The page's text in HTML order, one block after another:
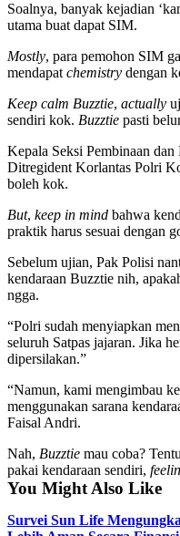
Soalnya, banyak kejadian
utama buat dapat SIM.
Mostly, para pemohon SIM
mendapat chemistry dengan
Keep calm Buzztie, actually
sendiri kok. Buzztie pasti
Kepala Seksi Pembinaan
Ditregident Korlantas Polri
boleh kok.
But, keep in mind bahwa
praktik harus sesuai dengan
Sebelum ujian, Pak Polisi
kendaraan Buzztie nih,
ngga.
“Polri sudah menyiapkan
seluruh Satpas jajaran. Jika
dipersilakan.”
“Namun, kami mengimbau
menggunakan sarana
Faisal Andri.
Nah, Buzztie mau coba?
pakai kendaraan sendiri,
You Might Also Like
Survei Sun Life